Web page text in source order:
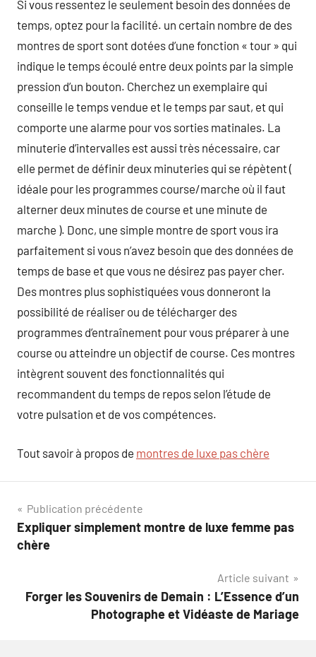
Si vous ressentez le seulement besoin des données de
temps, optez pour la facilité. un certain nombre de des
montres de sport sont dotées d’une fonction « tour » qui
indique le temps écoulé entre deux points par la simple
pression d’un bouton. Cherchez un exemplaire qui
conseille le temps vendue et le temps par saut, et qui
comporte une alarme pour vos sorties matinales. La
minuterie d’intervalles est aussi très nécessaire, car
elle permet de définir deux minuteries qui se répètent (
idéale pour les programmes course/marche où il faut
alterner deux minutes de course et une minute de
marche ). Donc, une simple montre de sport vous ira
parfaitement si vous n’avez besoin que des données de
temps de base et que vous ne désirez pas payer cher.
Des montres plus sophistiquées vous donneront la
possibilité de réaliser ou de télécharger des
programmes d’entraînement pour vous préparer à une
course ou atteindre un objectif de course. Ces montres
intègrent souvent des fonctionnalités qui
recommandent du temps de repos selon l’étude de
votre pulsation et de vos compétences.
Tout savoir à propos de montres de luxe pas chère
Navigation
de
Publication précédente
Expliquer simplement montre de luxe femme pas
chère
Article suivant
Forger les Souvenirs de Demain : L’Essence d’un
Photographe et Vidéaste de Mariage